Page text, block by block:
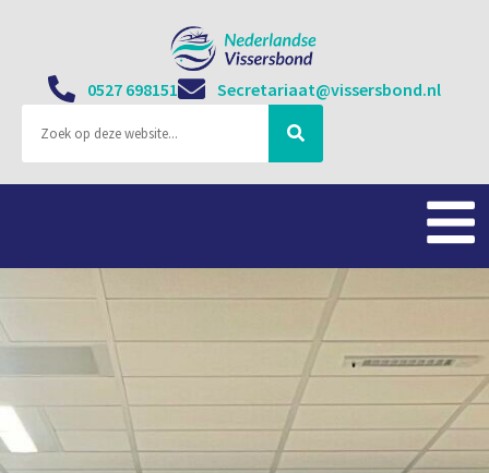
0527 698151 Secretariaat@vissersbond.nl